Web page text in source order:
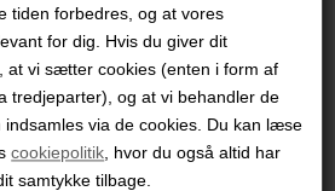
tiden forbedres, og at vores
for dig. Hvis du giver dit
at vi sætter cookies (enten i form af
tredjeparter), og at vi behandler de
indsamles via de cookies. Du kan læse
cookiepolitik , hvor du også altid har
samtykke tilbage.